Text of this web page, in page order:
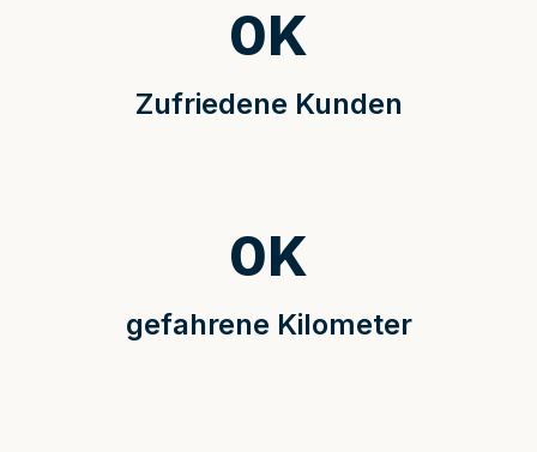
Zufriedene Kunden
0K
gefahrene Kilometer
0K